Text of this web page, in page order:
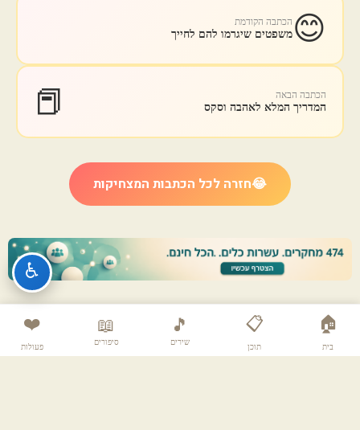
😊 הכתבה הקודמת
משפטים שיגרמו להם לחייך
הכתבה הבאה
המדריך המלא לאהבה וסקס 📕
😂חזרה לכל הכתבות המצחיקות
🏠
בית
📋
תוכן
🎵
שירים
📖
סיפורים
❤️
פעולות
♿